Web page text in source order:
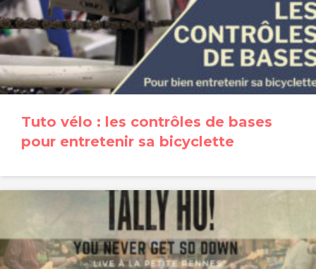
Tuto vélo : les contrôles de bases
pour entretenir sa bicyclette